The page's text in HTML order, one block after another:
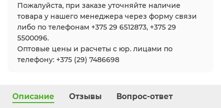
Пожалуйста, при заказе уточняйте наличие
товара у нашего менеджера через форму связи
либо по телефонам +375 29 6512873, +375 29
5500096.
Оптовые цены и расчеты с юр. лицами по
телефону: +375 (29) 7486698
Описание Отзывы Вопрос-ответ